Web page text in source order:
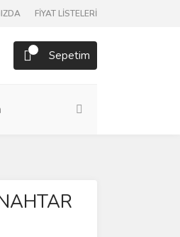
FİYAT LİSTELERİ
Sepetim